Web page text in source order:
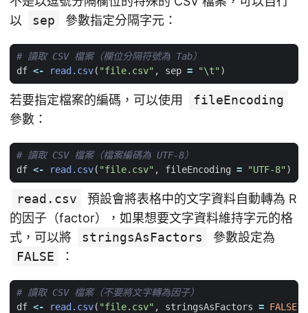
以
sep 參數指定分隔字元：
# 讀取 CSV 檔案（欄位分隔符號為 Tab）
df <- read.csv( "file.csv" , sep = "\t")
若要指定檔案的編碼，可以使用
fileEncoding
參數：
# 讀取 CSV 檔案（檔案編碼為 UTF-8）
df <- read.csv( "file.csv" , fileEncoding = "UTF-8")
read.csv
預設會將表格中的文字資料自動轉為 R
的因子（factor），如果想要文字資料維持字元的格
式，可以將
stringsAsFactors
參數設定為
FALSE
：
# 讀取 CSV 檔案（不要將文字轉為因子）
df <- read.csv( "file.csv" , stringsAsFactors = FALSE